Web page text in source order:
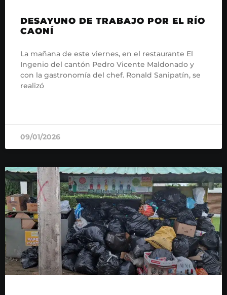
DESAYUNO DE TRABAJO POR EL RÍO
CAONÍ
La mañana de este viernes, en el restaurante El
Ingenio del cantón Pedro Vicente Maldonado y
con la gastronomía del chef. Ronald Sanipatín, se
realizó
09/01/2026